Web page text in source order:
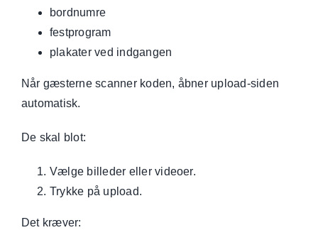
bordnumre
festprogram
plakater ved indgangen
Når gæsterne scanner koden, åbner upload-siden
automatisk.
De skal blot:
Vælge billeder eller videoer.
Trykke på upload.
Det kræver: